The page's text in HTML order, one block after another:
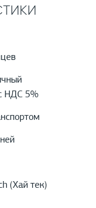
НДС 5%
(Хай тек)